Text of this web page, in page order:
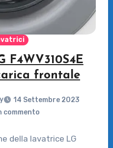
F4WV310S4E
frontale
14 Settembre 2023
commento
della lavatrice LG